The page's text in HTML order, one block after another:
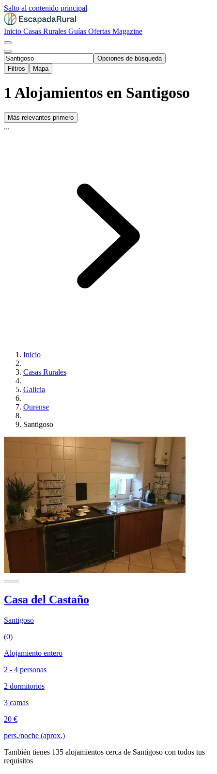
Salto al contenido principal
Inicio Casas Rurales Guías Ofertas Magazine
Opciones de búsqueda
Filtros
Mapa
1 Alojamientos en Santigoso
Más relevantes primero
...
Inicio
Casas Rurales
Galicia
Ourense
Santigoso
Casa del Castaño
Santigoso
(0)
Alojamiento entero
2 - 4 personas
2 dormitorios
3 camas
20 €
pers./noche (aprox.)
También tienes 135 alojamientos cerca de Santigoso con todos tus
requisitos